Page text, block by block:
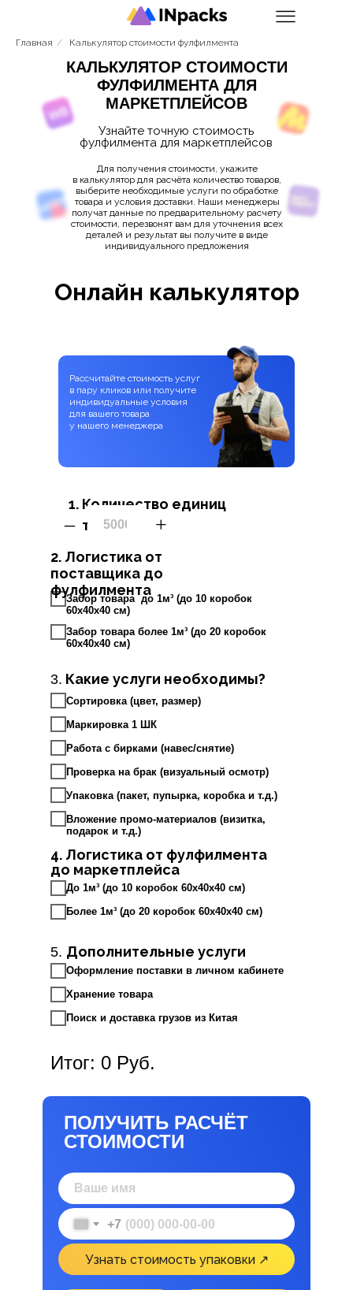
Главная / Калькулятор стоимости фулфилмента
КАЛЬКУЛЯТОР СТОИМОСТИ
ФУЛФИЛМЕНТА ДЛЯ
МАРКЕТПЛЕЙСОВ
Узнайте точную стоимость
фулфилмента для маркетплейсов
Для получения стоимости, укажите
в калькулятор для расчёта количество товаров,
выберите необходимые услуги по обработке
товара и условия доставки. Наши менеджеры
получат данные по предварительному расчету
стоимости, перезвонят вам для уточнения всех
деталей и результат вы получите в виде
индивидуального предложения
Онлайн калькулятор
Забор товара до 1м³ (до 10 коробок
60х40х40 см)
Забор товара более 1м³ (до 20 коробок
60х40х40 см)
Сортировка (цвет, размер)
Маркировка 1 ШК
Работа с бирками (навес/снятие)
Проверка на брак (визуальный осмотр)
Упаковка (пакет, пупырка, коробка и т.д.)
Вложение промо-материалов (визитка,
подарок и т.д.)
До 1м³ (до 10 коробок 60х40х40 см)
Более 1м³ (до 20 коробок 60х40х40 см)
Оформление поставки в личном кабинете
Хранение товара
Поиск и доставка грузов из Китая
Количество единиц
товара?
Рассчитайте стоимость услуг
в пару кликов или получите
индивидуальные условия
для вашего товара
у нашего менеджера
2. Логистика от
поставщика до
фулфилмента
3. Какие услуги необходимы?
4. Логистика от фулфилмента
до маркетплейса
5. Дополнительные услуги
Итог: 0 Руб.
– +
+7
Узнать стоимость упаковки ↗
ПОЛУЧИТЬ РАСЧЁТ
СТОИМОСТИ